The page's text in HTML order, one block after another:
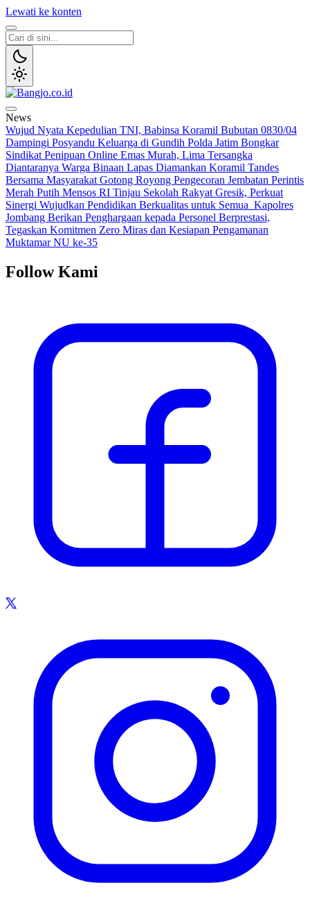
Lewati ke konten
Bangjo.co.id
Berani, Tegas, Terpercaya
News
Wujud Nyata Kepedulian TNI, Babinsa Koramil Bubutan 0830/04
Dampingi Posyandu Keluarga di Gundih Polda Jatim Bongkar
Sindikat Penipuan Online Emas Murah, Lima Tersangka
Diantaranya Warga Binaan Lapas Diamankan Koramil Tandes
Bersama Masyarakat Gotong Royong Pengecoran Jembatan Perintis
Merah Putih Mensos RI Tinjau Sekolah Rakyat Gresik, Perkuat
Sinergi Wujudkan Pendidikan Berkualitas untuk Semua Kapolres
Jombang Berikan Penghargaan kepada Personel Berprestasi,
Tegaskan Komitmen Zero Miras dan Kesiapan Pengamanan
Muktamar NU ke-35
Follow Kami